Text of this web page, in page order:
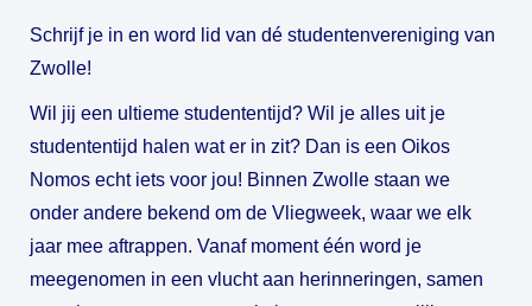
Schrijf je in en word lid van dé studentenvereniging van
Zwolle!
Wil jij een ultieme studententijd? Wil je alles uit je
studententijd halen wat er in zit? Dan is een Oikos
Nomos echt iets voor jou! Binnen Zwolle staan we
onder andere bekend om de Vliegweek, waar we elk
jaar mee aftrappen. Vanaf moment één word je
meegenomen in een vlucht aan herinneringen, samen